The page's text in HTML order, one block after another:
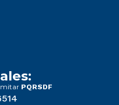
PQRSDF